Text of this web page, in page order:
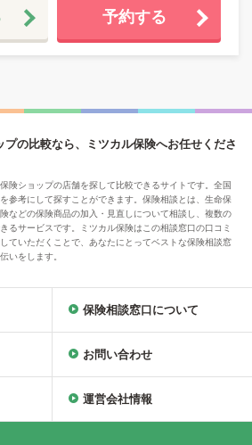
予約する
の比較なら、ミツカル保険へお任せくださ
険ショップの店舗を探して比較できるサイトです。全国
参考にして探すことができます。保険相談とは、生命保
などの保険商品の加入・見直しについて相談し、複数の
るサービスです。ミツカル保険はこの相談窓口の口コミ
ていただくことで、あなたにとってベストな保険相談窓
いをします。
保険相談窓口について
お問い合わせ
運営会社情報